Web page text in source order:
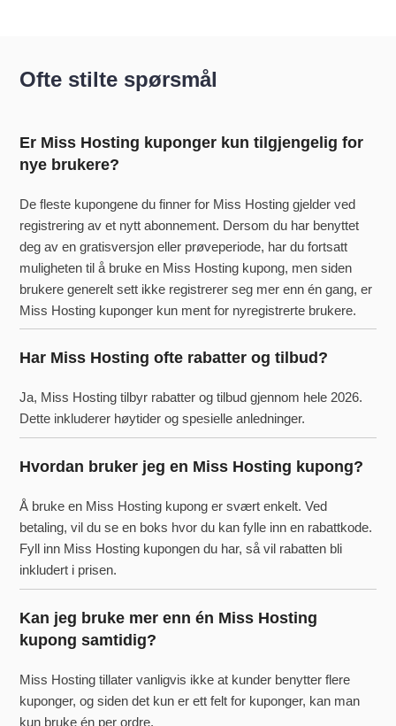
Ofte stilte spørsmål
Er Miss Hosting kuponger kun tilgjengelig for
nye brukere?
De fleste kupongene du finner for Miss Hosting gjelder ved
registrering av et nytt abonnement. Dersom du har benyttet
deg av en gratisversjon eller prøveperiode, har du fortsatt
muligheten til å bruke en Miss Hosting kupong, men siden
brukere generelt sett ikke registrerer seg mer enn én gang, er
Miss Hosting kuponger kun ment for nyregistrerte brukere.
Har Miss Hosting ofte rabatter og tilbud?
Ja, Miss Hosting tilbyr rabatter og tilbud gjennom hele 2026.
Dette inkluderer høytider og spesielle anledninger.
Hvordan bruker jeg en Miss Hosting kupong?
Å bruke en Miss Hosting kupong er svært enkelt. Ved
betaling, vil du se en boks hvor du kan fylle inn en rabattkode.
Fyll inn Miss Hosting kupongen du har, så vil rabatten bli
inkludert i prisen.
Kan jeg bruke mer enn én Miss Hosting
kupong samtidig?
Miss Hosting tillater vanligvis ikke at kunder benytter flere
kuponger, og siden det kun er ett felt for kuponger, kan man
kun bruke én per ordre.